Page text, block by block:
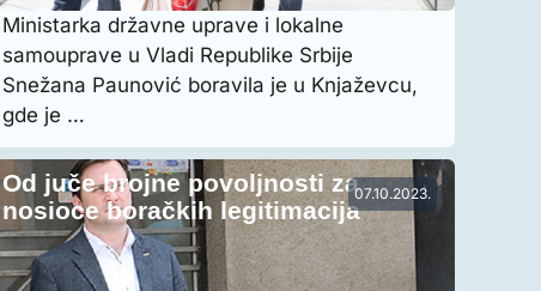
Ministarka državne uprave i lokalne
samouprave u Vladi Republike Srbije
Snežana Paunović boravila je u Knjaževcu,
gde je …
07.10.2023.
Od juče brojne povoljnosti za
nosioce boračkih legitimacija